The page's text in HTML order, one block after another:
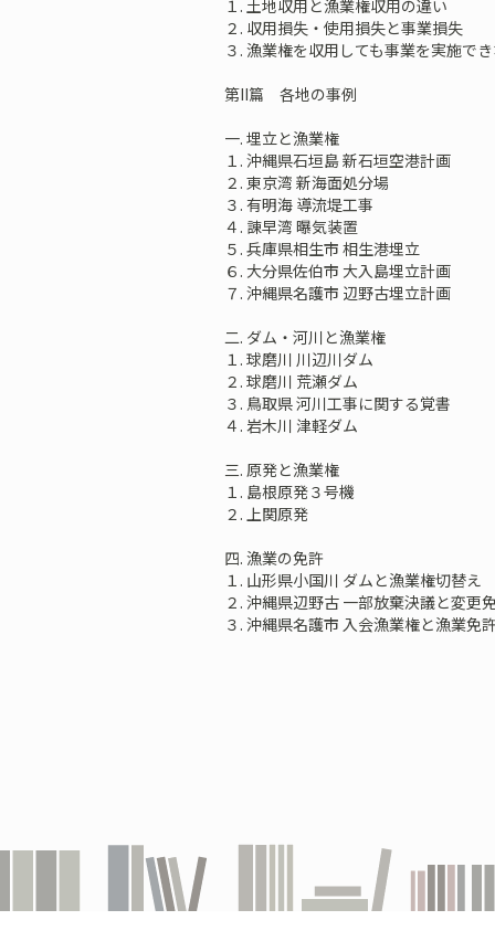
１. 土地収用と漁業権収用の違い
２. 収用損失・使用損失と事業損失
３. 漁業権を収用しても事業を実施で
第II篇 各地の事例
一. 埋立と漁業権
１. 沖縄県石垣島 新石垣空港計画
２. 東京湾 新海面処分場
３. 有明海 導流堤工事
４. 諌早湾 曝気装置
５. 兵庫県相生市 相生港埋立
６. 大分県佐伯市 大入島埋立計画
７. 沖縄県名護市 辺野古埋立計画
二. ダム・河川と漁業権
１. 球磨川 川辺川ダム
２. 球磨川 荒瀬ダム
３. 鳥取県 河川工事に関する覚書
４. 岩木川 津軽ダム
三. 原発と漁業権
１. 島根原発３号機
２. 上関原発
四. 漁業の免許
１. 山形県小国川 ダムと漁業権切替え
２. 沖縄県辺野古 一部放棄決議と変更
３. 沖縄県名護市 入会漁業権と漁業免